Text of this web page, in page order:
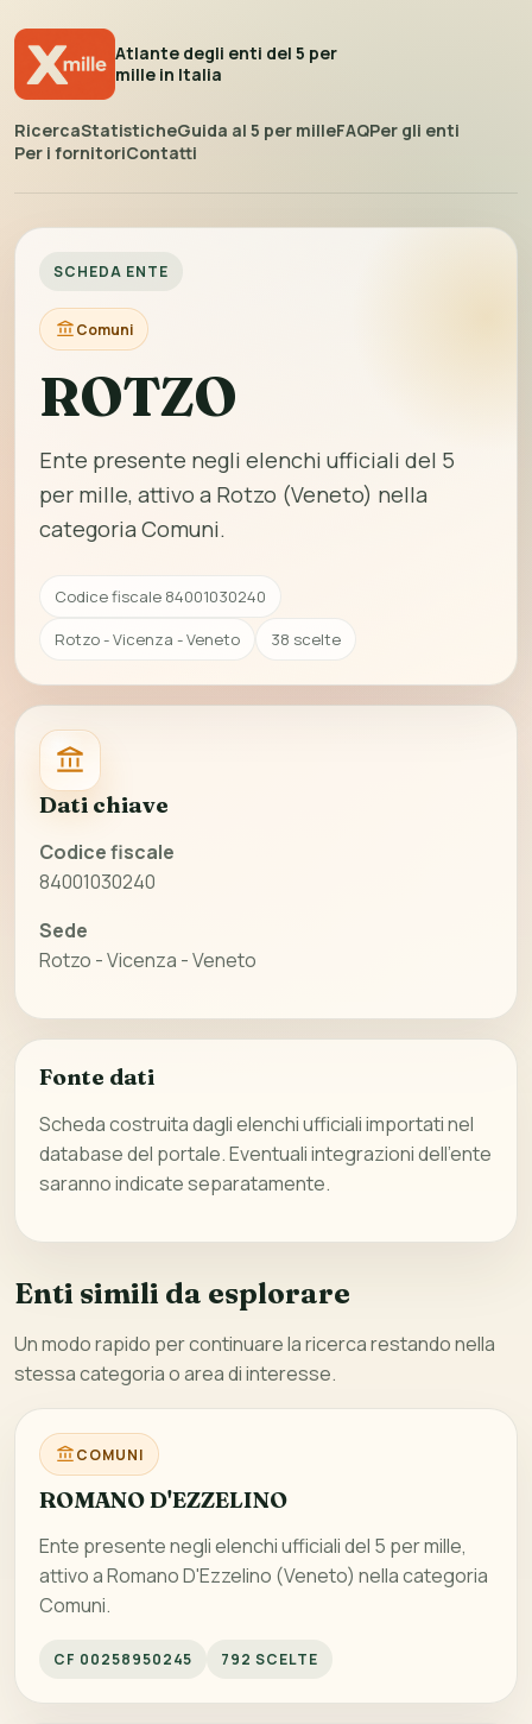
Atlante degli enti del 5 per
mille in Italia
RicercaStatisticheGuida al 5 per milleFAQPer gli enti
Per i fornitoriContatti
SCHEDA ENTE
Comuni
ROTZO
Ente presente negli elenchi ufficiali del 5
per mille, attivo a Rotzo (Veneto) nella
categoria Comuni.
Codice fiscale 84001030240
Rotzo - Vicenza - Veneto
38 scelte
Dati chiave
Codice fiscale
84001030240
Sede
Rotzo - Vicenza - Veneto
Fonte dati
Scheda costruita dagli elenchi ufficiali importati nel
database del portale. Eventuali integrazioni dell’ente
saranno indicate separatamente.
Enti simili da esplorare
Un modo rapido per continuare la ricerca restando nella
stessa categoria o area di interesse.
COMUNI
ROMANO D'EZZELINO
Ente presente negli elenchi ufficiali del 5 per mille,
attivo a Romano D'Ezzelino (Veneto) nella categoria
Comuni.
CF 00258950245 792 SCELTE